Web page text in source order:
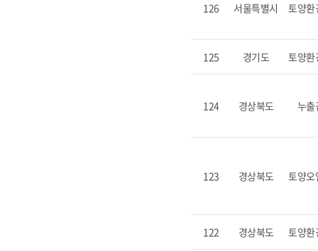
126 서울특별시 토양환
125 경기도 토양환
124 경상북도 누출
123 경상북도 토양오
122 경상북도 토양환